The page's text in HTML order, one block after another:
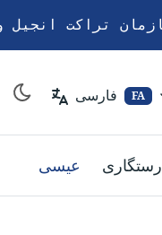
FA
عیسی رستگاری